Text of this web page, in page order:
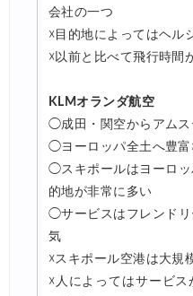
会社の一つ
☓目的地によってはヘル
☓以前と比べて飛行時間
KLMオランダ航空
◯成田・関空からアムス
◯ヨーロッパ全土へ豊富
◯スキポールはヨーロッ
的地が非常に多い
◯サービスはフレンドリ
気
☓スキポール空港は大規
☓人によってはサービ